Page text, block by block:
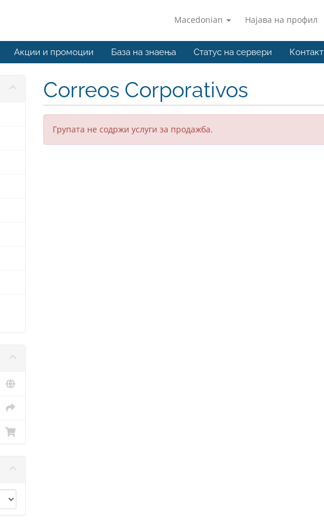
Macedonian Најава на профил
Акции и промоции База на знаења Статус на сервери Контакт
Correos Corporativos
Групата не содржи услуги за продажба.